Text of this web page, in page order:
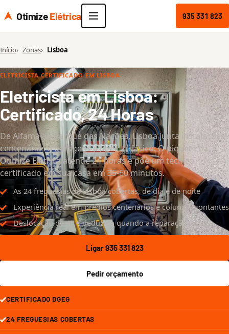
OtimizeElétrica 935 331 823
Início Zonas Lisboa
ELETRICISTA CERTIFICADO EM LISBOA
Eletricista em Lisboa:
Certificado, 24 Horas
De Alfama ao Parque das Nações, Lisboa junta instalações
centenárias e garagens a pedir trifásico. O piquete da
Otimize Elétrica atende 24 horas e põe um técnico
certificado em sua casa em 35-60 minutos.
As 24 freguesias de Lisboa cobertas, de dia e de noite
Experiência real em prédios centenários e colunas montantes
Deslocação de 45 € deduzida quando a reparação avança
Ligar 935 331 823
Pedir orçamento
CERTIFICADO DGEG
24 FREGUESIAS COBERTAS